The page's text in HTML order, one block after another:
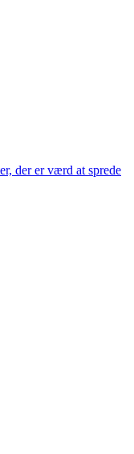
der er værd at sprede